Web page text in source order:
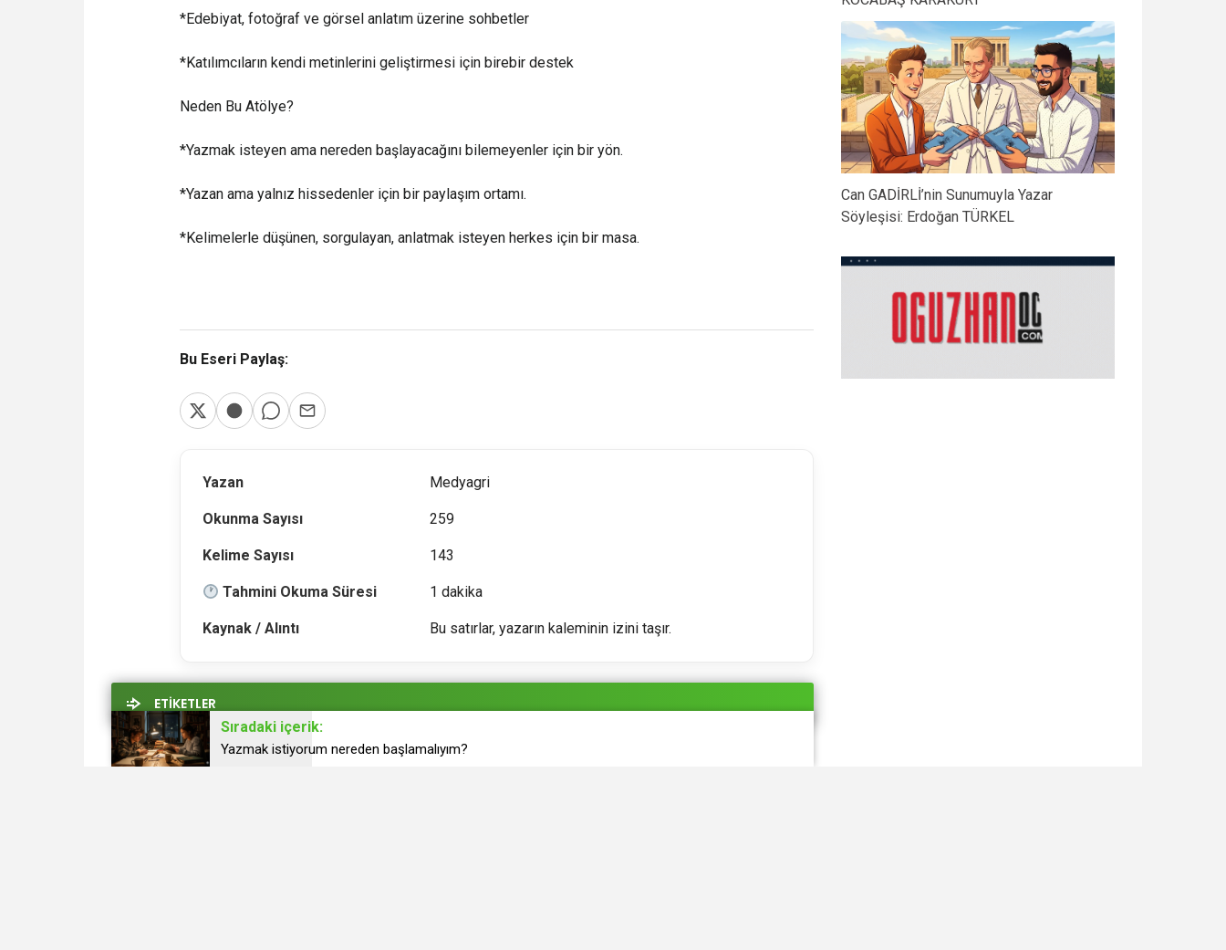
Sıradaki içerik:
Yazmak istiyorum nereden başlamalıyım?
*Edebiyat, fotoğraf ve görsel anlatım üzerine sohbetler
*Katılımcıların kendi metinlerini geliştirmesi için birebir destek
Neden Bu Atölye?
*Yazmak isteyen ama nereden başlayacağını bilemeyenler için bir yön.
*Yazan ama yalnız hissedenler için bir paylaşım ortamı.
*Kelimelerle düşünen, sorgulayan, anlatmak isteyen herkes için bir masa.
Bu Eseri Paylaş:
Yazan Medyagri
Okunma Sayısı 259
Kelime Sayısı 143
Tahmini Okuma Süresi 1 dakika
Kaynak / Alıntı Bu satırlar, yazarın kaleminin izini taşır.
ETİKETLER
Üzgünüm, bu içerik için hiç etiket bulunmuyor.
Can GADİRLİ’nin Sunumuyla Yazar
Söyleşisi: Erdoğan TÜRKEL